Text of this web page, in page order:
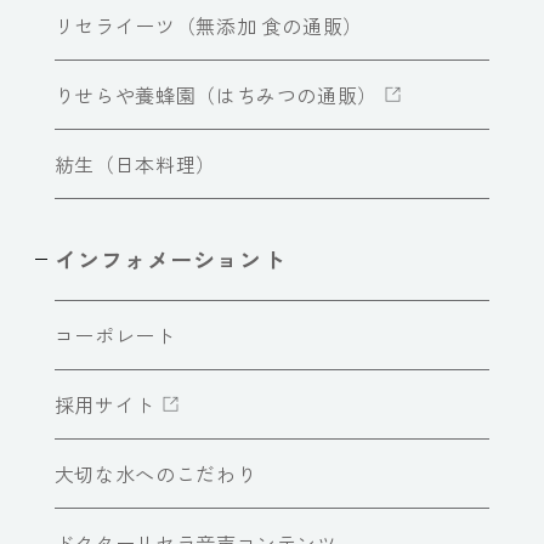
リセライーツ（無添加 食の通販）
りせらや養蜂園（はちみつの通販）
紡生（日本料理）
インフォメーショント
コーポレート
採用サイト
大切な水へのこだわり